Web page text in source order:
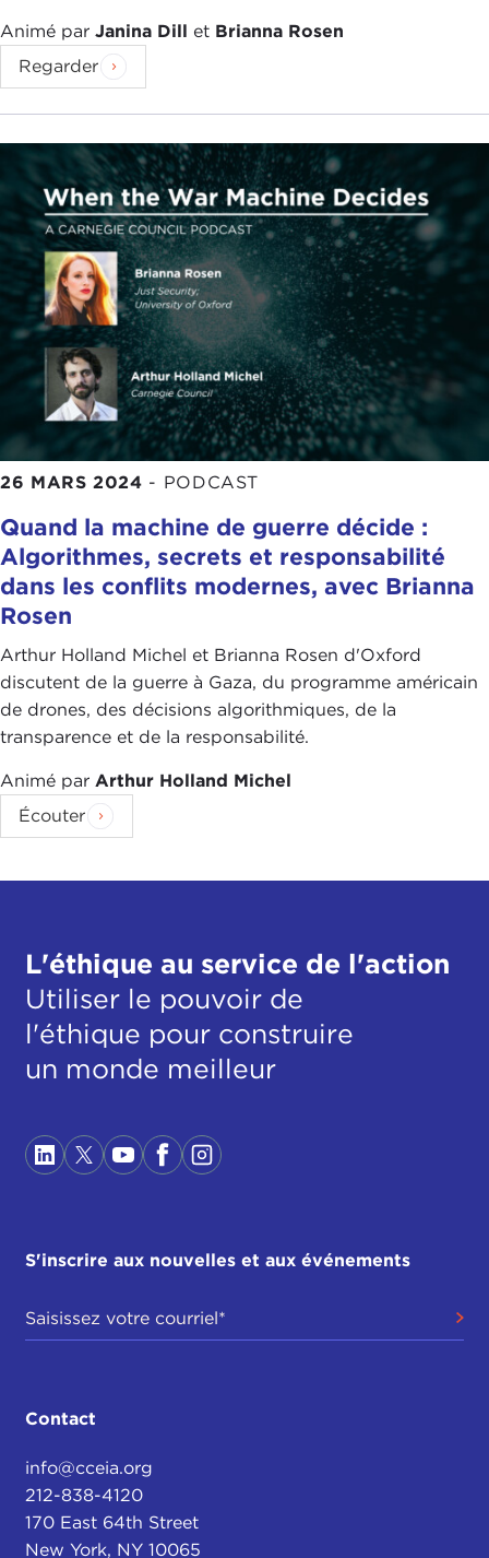
Animé par Janina Dill et Brianna Rosen
Regarder
26 MARS 2024 - PODCAST
Quand la machine de guerre décide :
Algorithmes, secrets et responsabilité
dans les conflits modernes, avec Brianna
Rosen
Arthur Holland Michel et Brianna Rosen d'Oxford
discutent de la guerre à Gaza, du programme américain
de drones, des décisions algorithmiques, de la
transparence et de la responsabilité.
Animé par Arthur Holland Michel
Écouter
L'éthique au service de l'action
Utiliser le pouvoir de
l'éthique pour construire
un monde meilleur
S'inscrire aux nouvelles et aux événements
Contact
info@cceia.org
212-838-4120
170 East 64th Street
New York, NY 10065